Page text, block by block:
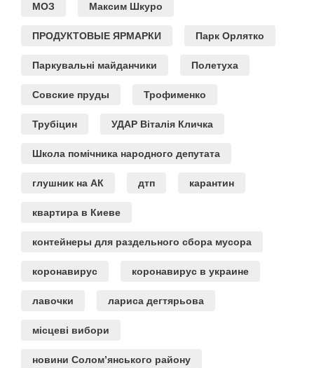
МОЗ Максим Шкуро
ПРОДУКТОВЫЕ ЯРМАРКИ Парк Орлятко
Паркувальні майданчики Полетуха
Совские пруды Трофименко
Трубіцин УДАР Віталія Кличка
Школа помічника народного депутата
глушник на АК дтп карантин
квартира в Киеве
контейнеры для раздельного сбора мусора
коронавирус коронавирус в украине
лавочки лариса дегтярьова
місцеві вибори
новини Солом’янського району